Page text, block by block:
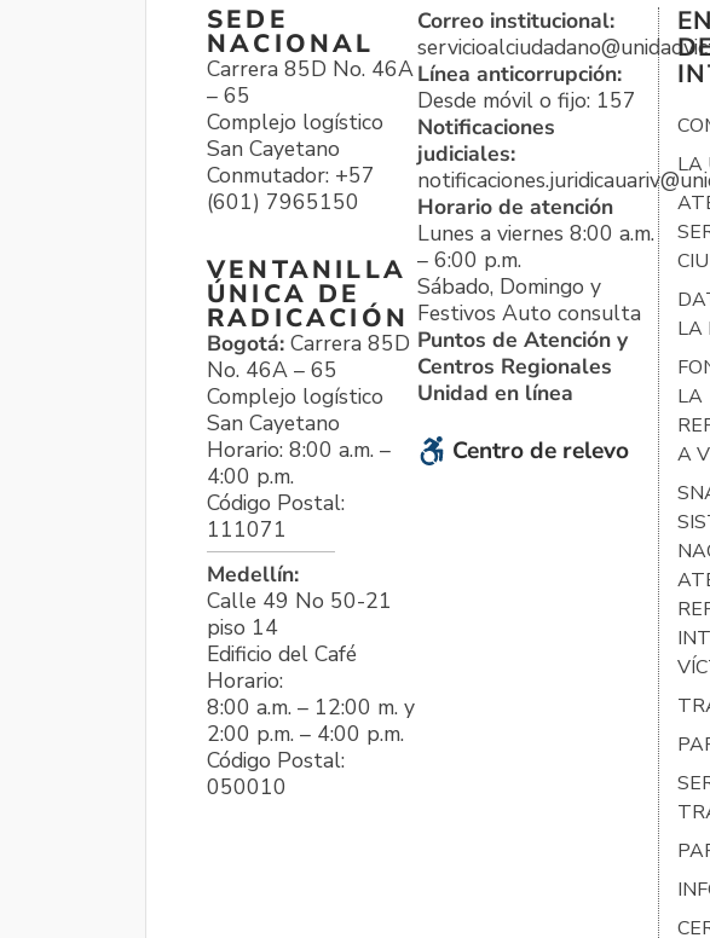
SEDE
NACIONAL
Carrera 85D No. 46A
– 65
Complejo logístico
San Cayetano
Conmutador: +57
(601) 7965150
VENTANILLA
ÚNICA DE
RADICACIÓN
Bogotá: Carrera 85D
No. 46A – 65
Complejo logístico
San Cayetano
Horario: 8:00 a.m. –
4:00 p.m.
Código Postal:
111071
Medellín:
Calle 49 No 50-21
piso 14
Edificio del Café
Horario:
8:00 a.m. – 12:00 m. y
2:00 p.m. – 4:00 p.m.
Código Postal:
050010
Correo institucional:
Línea anticorrupción:
Desde móvil o fijo: 157
Notificaciones
judiciales:
Horario de atención
Lunes a viernes 8:00 a.m.
– 6:00 p.m.
Sábado, Domingo y
Festivos Auto consulta
Puntos de Atención y
Centros Regionales
Unidad en línea
Centro de relevo
LA
LA
LA
A